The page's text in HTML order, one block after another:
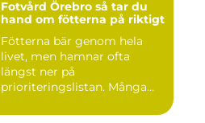
Fotvård Örebro så tar du
hand om fötterna på riktigt
Fötterna bär genom hela
livet, men hamnar ofta
längst ner på
prioriteringslistan. Många